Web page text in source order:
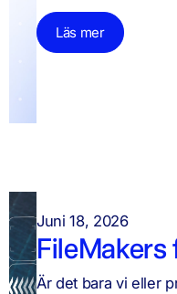
Läs mer
Juni 18, 2026
Är det bara vi eller